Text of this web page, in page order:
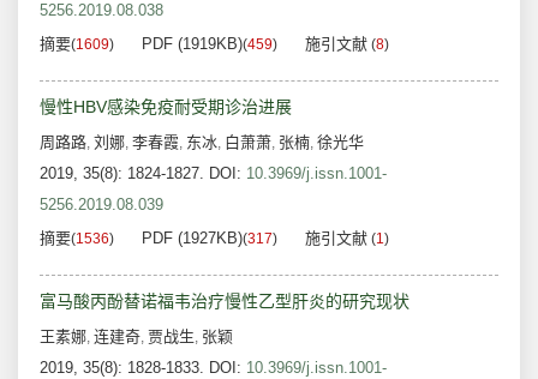
5256.2019.08.038
摘要(1609) PDF (1919KB)(459) 施引文献 (8)
慢性HBV感染免疫耐受期诊治进展
周路路, 刘娜, 李春霞, 东冰, 白萧萧, 张楠, 徐光华
2019, 35(8): 1824-1827. DOI: 10.3969/j.issn.1001-
5256.2019.08.039
摘要(1536) PDF (1927KB)(317) 施引文献 (1)
富马酸丙酚替诺福韦治疗慢性乙型肝炎的研究现状
王素娜, 连建奇, 贾战生, 张颖
2019, 35(8): 1828-1833. DOI: 10.3969/j.issn.1001-